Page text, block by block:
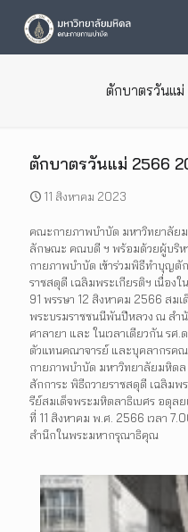
ตักบาตรวันแม่
ตักบาตรวันแม่ 2566
11 สิงหาคม 2023
คณะกายภาพบำบัด มหาวิทยาลัย
ลักษณะ คณบดี ฯ พร้อมด้วยผู้บริห
กายภาพบำบัด เข้าร่วมพิธีทำบุญตั
ราชสดุดี เฉลิมพระเกียรติฯ เนื่อง
91 พรรษา 12 สิงหาคม 2566 สม
พระบรมราชชนนีพันปีหลวง ณ สำ
ศาลายา และ ในเวลาเดียวกัน รศ
ตัวแทนคณาจารย์ และบุคลากรค
กายภาพบำบัด มหาวิทยาลัยมหิด
สักการะ พิธีถวายราชสดุดี เฉลิมพ
รีย์สมเด็จพระมหิตลาธิเบศร อดุลย
ที่ 11 สิงหาคม พ.ศ. 2566 เวลา
สำนึกในพระมหากรุณาธิคุณ